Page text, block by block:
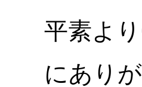
平素よ
にあり